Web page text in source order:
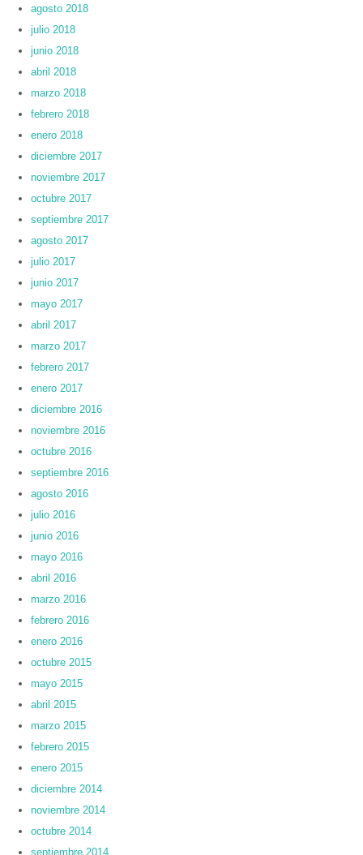
agosto 2018
julio 2018
junio 2018
abril 2018
marzo 2018
febrero 2018
enero 2018
diciembre 2017
noviembre 2017
octubre 2017
septiembre 2017
agosto 2017
julio 2017
junio 2017
mayo 2017
abril 2017
marzo 2017
febrero 2017
enero 2017
diciembre 2016
noviembre 2016
octubre 2016
septiembre 2016
agosto 2016
julio 2016
junio 2016
mayo 2016
abril 2016
marzo 2016
febrero 2016
enero 2016
octubre 2015
mayo 2015
abril 2015
marzo 2015
febrero 2015
enero 2015
diciembre 2014
noviembre 2014
octubre 2014
septiembre 2014